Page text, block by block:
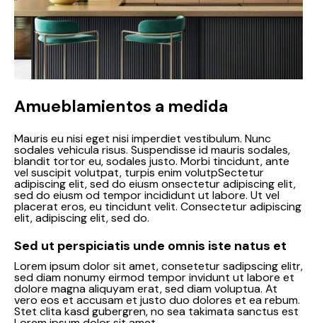
Amueblamientos a medida
Mauris eu nisi eget nisi imperdiet vestibulum. Nunc
sodales vehicula risus. Suspendisse id mauris sodales,
blandit tortor eu, sodales justo. Morbi tincidunt, ante
vel suscipit volutpat, turpis enim volutpSectetur
adipiscing elit, sed do eiusm onsectetur adipiscing elit,
sed do eiusm od tempor incididunt ut labore. Ut vel
placerat eros, eu tincidunt velit. Consectetur adipiscing
elit, adipiscing elit, sed do.
Sed ut perspiciatis unde omnis iste natus et
Lorem ipsum dolor sit amet, consetetur sadipscing elitr,
sed diam nonumy eirmod tempor invidunt ut labore et
dolore magna aliquyam erat, sed diam voluptua. At
vero eos et accusam et justo duo dolores et ea rebum.
Stet clita kasd gubergren, no sea takimata sanctus est